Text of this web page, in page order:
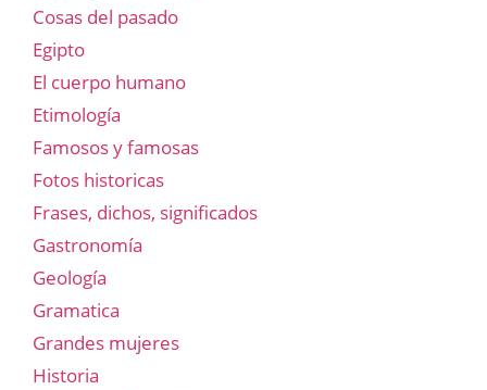
Cosas del pasado
Egipto
El cuerpo humano
Etimología
Famosos y famosas
Fotos historicas
Frases, dichos, significados
Gastronomía
Geología
Gramatica
Grandes mujeres
Historia